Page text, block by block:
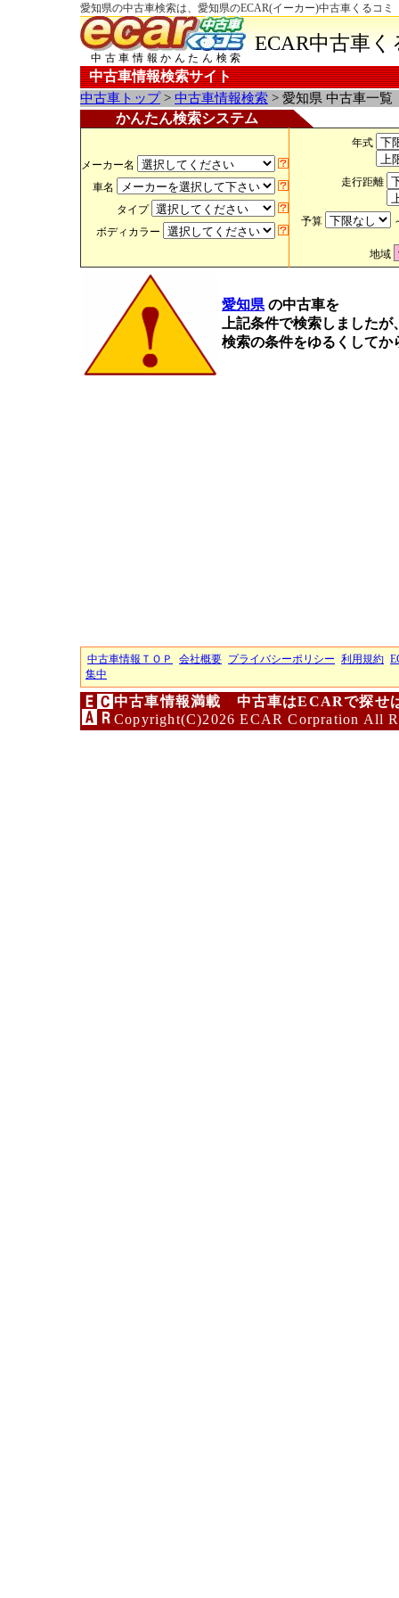
愛知県の中古車検索は、愛知県のECAR(イーカー)中古車くるコミ
中古車情報かんたん検索
ECAR中古車
中古車情報検索サイト
中古車トップ> 中古車情報検索 > 愛知県 中古車一覧
かんたん検索システム
メーカー名
車名
タイプ
ボディカラー
年式
走行距離
予算
地域
愛知県 の中古車を
上記条件で検索しました
検索の条件をゆるくして
中古車情報ＴＯＰ 会社概要 プライバシーポリシー 利用規約
集中
中古車情報満載 中古車はECARで探せ
Copyright(C)2026 ECAR Corpration All